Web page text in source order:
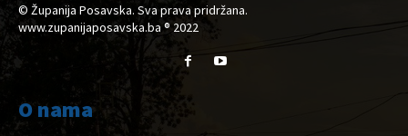
© Županija Posavska. Sva prava pridržana.
www.zupanijaposavska.ba ® 2022
O nama